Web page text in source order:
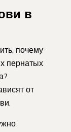
в
почему
пернатых
от